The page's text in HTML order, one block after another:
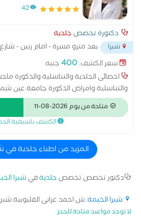
42
دكتورة تخصص جلدية
شبرا بعد مترو مسرة - امام رنين -
سعر الكشف:400جنيه
اخصائى الجلدية والتناسلية والذكورة
والتناسلية وامراض الذكورة جامعة عين
متاحة من يوم 2026-08-11
الكشف باسبقية
المزيد من اطباء جلدية في
دكتور تخصص تخصص جلديةفي شبرا
شبرا الخيمة: ش احمد عرابى القليوبية
لا توجد مواعيد متاحة للحجز